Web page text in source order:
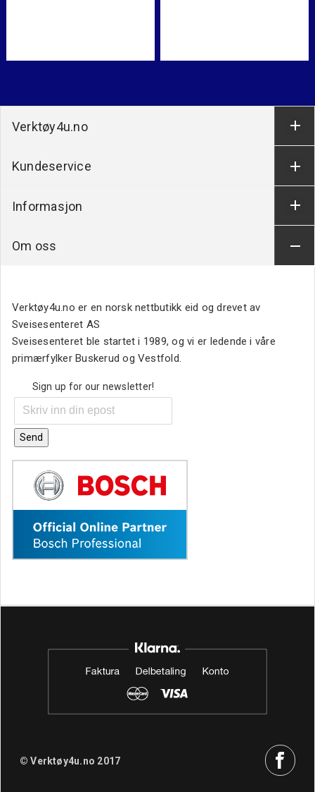
Verktøy4u.no
Kundeservice
Informasjon
Om oss
Verktøy4u.no er en norsk nettbutikk eid og drevet av
Sveisesenteret AS
Sveisesenteret ble startet i 1989, og vi er ledende i våre
primærfylker Buskerud og Vestfold.
Sign up for our newsletter!
Send
© Verktøy4u.no 2017